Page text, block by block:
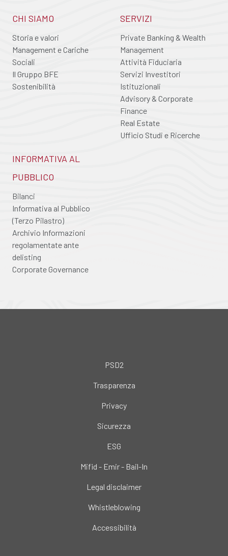
CHI SIAMO
Storia e valori
Management e Cariche
Sociali
Il Gruppo BFE
Sostenibilità
SERVIZI
Private Banking & Wealth
Management
Attività Fiduciaria
Servizi Investitori
Istituzionali
Advisory & Corporate
Finance
Real Estate
Ufficio Studi e Ricerche
INFORMATIVA AL
PUBBLICO
Bilanci
Informativa al Pubblico
(Terzo Pilastro)
Archivio Informazioni
regolamentate ante
delisting
Corporate Governance
PSD2
Trasparenza
Privacy
Sicurezza
ESG
Mifid - Emir - Bail-In
Legal disclaimer
Whistleblowing
Accessibilità